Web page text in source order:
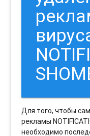
Для того, чтобы
рекламы
необходимо